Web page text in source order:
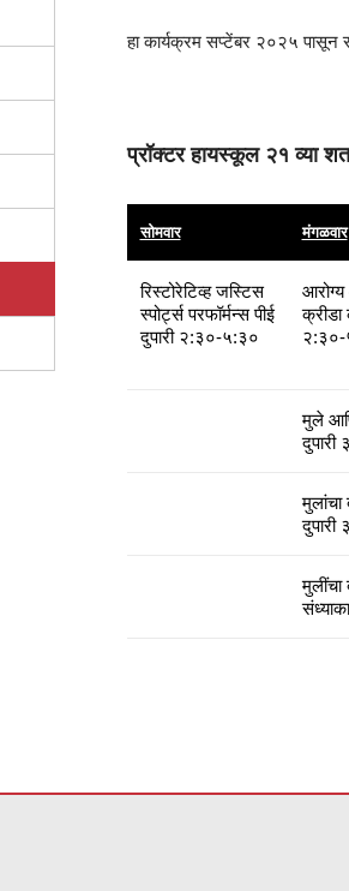
हा कार्यक्रम सप्टेंबर २०२५ पासून
प्रॉक्टर हायस्कूल २१ व्या
सोमवार मंगळवार
रिस्टोरेटिव्ह जस्टिस
स्पोर्ट्स परफॉर्मन्स पीई
दुपारी २:३०-५:३०
आरोग्य
क्रीडा
२:३०-
मुले
दुपारी
मुलांचा
दुपारी
मुलींचा